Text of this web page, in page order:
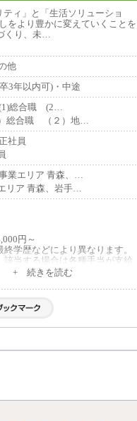
ィ」と「生活ソリューショ
をより豊かに変えていくことを
くり、未…
他
3年以内可)・中途
総合職 (2…
総合職 （２）地…
社員
業エリア 青森、…
リア 青森、岩手…
円～
学歴などにより異なります。
当する場合は各種手当が支給
も給与に変更はございません。
により異なります。
当する場合は各種手当が支給
+ 続きを読む